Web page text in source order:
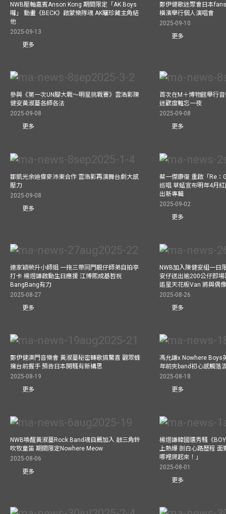
NWB壓軸嘉賓Anson Kong 期間限定「AK Boys
囉」 動畫《BECK》啟蒙樂隊魂 AK曬珍藏主角結
他
2025-09-13
更多
鄭伊健歌迷聚會日本
橫濱舉行個人演唱會
2025-09-10
更多
參與《第一次UN腳大戰～明星挑戰賽》雲浩影陳
健安黃淑蔓各師各法
2025-09-08
更多
首次在M＋博物館舉行
迷歡度難忘一夜
2025-09-08
更多
鄒凱光余迪偉麥沛東合作 雲浩影再演舞台劇大感
壓力
2025-09-08
更多
蔡一傑康復 重啟「Re：
巡唱 草蜢宣布明年4月
出新專輯
2025-09-02
更多
連家穎榮升小師姐 一拖三帶同門靚仔師弟自拍亭
打卡 楊煜謙啟動生日應援 江博熙成基哲祝
BangBang有力
2025-08-27
更多
NWB加入陳健安組一日
安仔送出逾200公仔即
追星天花板Van 將與偶
2025-08-26
更多
鄭伊健澳門音樂會 黃淑蔓秘密轉歌搞驚喜 觀眾蜂
擁台前握手 預告日本開騷有新構思
2025-08-19
更多
馮允謙x Nowhere Boys
年前夾band初心感觸落
2025-08-18
更多
NWB喚醒黃淑蔓Rock Band魂自薦加入 敲三角鈴
吹牧童笛 期間限定Nowhere Meow
2025-08-06
更多
楊煜謙韓國選秀騷《
上熱爆 剖白心路歷程 面
哪裡爬起來！」
2025-08-01
更多